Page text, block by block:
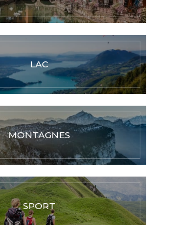
LAC
MONTAGNES
SPORT